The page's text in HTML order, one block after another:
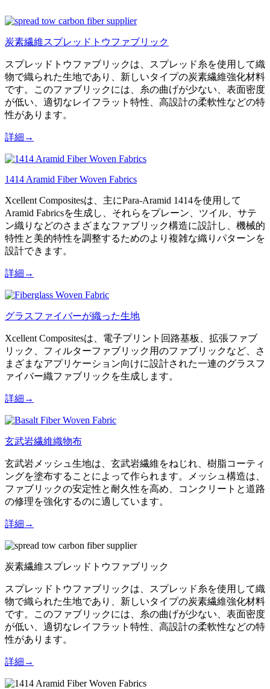
炭素繊維スプレッドトウファブリック
スプレッドトウファブリックは、スプレッド糸を使用して織
物で織られた生地であり、新しいタイプの炭素繊維強化材料
です。このファブリックには、糸の曲げが少ない、表面密度
が低い、適切なレイフラット特性、高設計の柔軟性などの特
性があります。
詳細→
1414 Aramid Fiber Woven Fabrics
Xcellent Compositesは、主にPara-Aramid 1414を使用して
Aramid Fabricsを生成し、それらをプレーン、ツイル、サテ
ン織りなどのさまざまなファブリック構造に設計し、機械的
特性と美的特性を調整するためのより複雑な織りパターンを
設計できます。
詳細→
グラスファイバーが織った生地
Xcellent Compositesは、電子プリント回路基板、拡張ファブ
リック、フィルターファブリック用のファブリックなど、さ
まざまなアプリケーション向けに設計された一連のグラスフ
ァイバー織ファブリックを生成します。
詳細→
玄武岩繊維織物布
玄武岩メッシュ生地は、玄武岩繊維をねじれ、樹脂コーティ
ングを塗布することによって作られます。メッシュ構造は、
ファブリックの安定性と耐久性を高め、コンクリートと道路
の修理を強化するのに適しています。
詳細→
炭素繊維スプレッドトウファブリック
スプレッドトウファブリックは、スプレッド糸を使用して織
物で織られた生地であり、新しいタイプの炭素繊維強化材料
です。このファブリックには、糸の曲げが少ない、表面密度
が低い、適切なレイフラット特性、高設計の柔軟性などの特
性があります。
詳細→